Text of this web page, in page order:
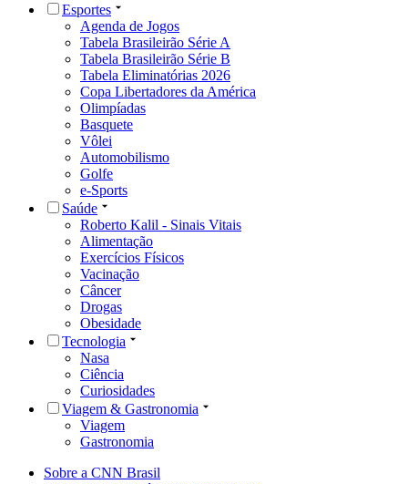
Esportes
Agenda de Jogos
Tabela Brasileirão Série A
Tabela Brasileirão Série B
Tabela Eliminatórias 2026
Copa Libertadores da América
Olimpíadas
Basquete
Vôlei
Automobilismo
Golfe
e-Sports
Saúde
Roberto Kalil - Sinais Vitais
Alimentação
Exercícios Físicos
Vacinação
Câncer
Drogas
Obesidade
Tecnologia
Nasa
Ciência
Curiosidades
Viagem & Gastronomia
Viagem
Gastronomia
Sobre a CNN Brasil